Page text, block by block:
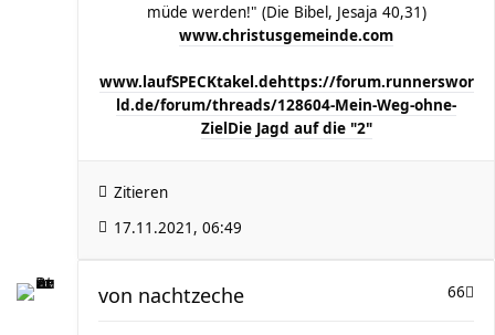
müde werden!" (Die Bibel, Jesaja 40,31)
www.christusgemeinde.com
www.laufSPECKtakel.dehttps://forum.runnerswor
ld.de/forum/threads/128604-Mein-Weg-ohne-
ZielDie Jagd auf die "2"
Zitieren
17.11.2021, 06:49
66
von nachtzeche